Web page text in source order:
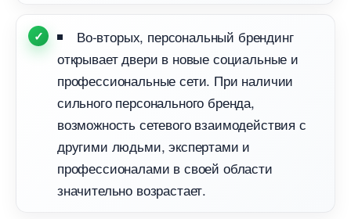
о-вторых, персональный брендин
открывает двери в новые социальные и
профессиональные сети. При наличии
сильного персонального бренда,
озможность сетевого взаимодействия с
другими людьми, экспертами и
профессионалами в своей области
значительно возрастает.